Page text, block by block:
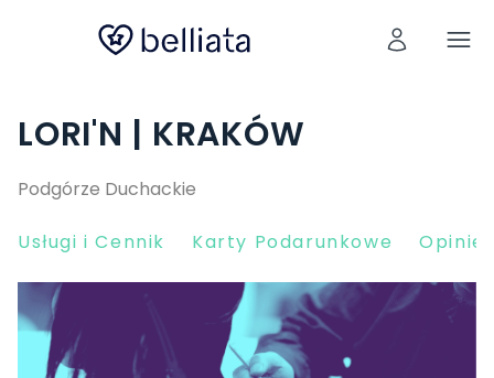
LORI'N | KRAKÓW
Podgórze Duchackie
Usługi i Cennik Karty Podarunkowe Opinie